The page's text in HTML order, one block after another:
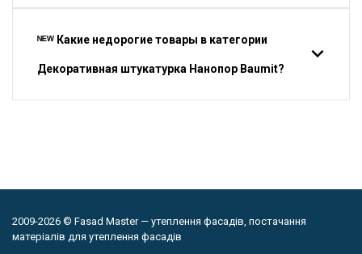
ᴺᴱᵂ Какие недорогие товары в категории
Декоративная штукатурка Нанопор Baumit?
2009-2026 © Fasad Master — утеплення фасадів, постачання
матеріалів для утеплення фасадів